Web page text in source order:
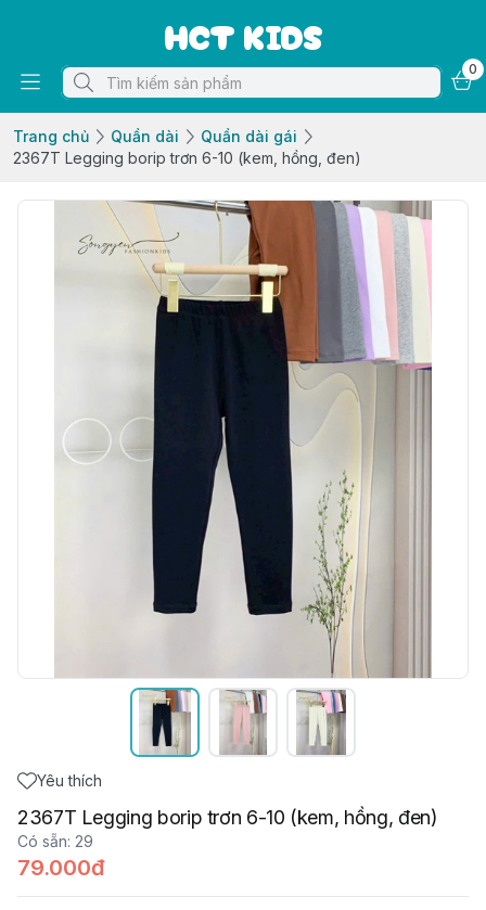
HCT KIDS
0
Trang chủ Quần dài
Quần dài gái
2367T Legging borip trơn 6-10 (kem, hồng, đen)
Yêu thích
2367T Legging borip trơn 6-10 (kem, hồng, đen)
Có sẵn: 29
79.000đ